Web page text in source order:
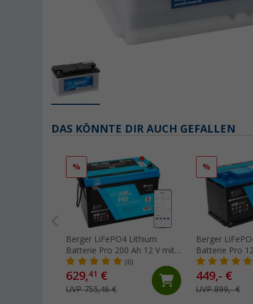
DAS KÖNNTE DIR AUCH GEFALLEN
%
Berger LiFePO4 Lithium
Batterie Pro 200 Ah 12 V mit
Bluetooth & Heizung
(6)
629,41 €
UVP 755,46 €
%
Berger
Batterie Pro
Bluetooth &
449,- €
UVP 899,- €